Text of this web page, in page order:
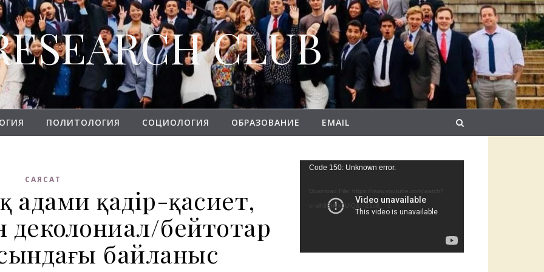
CLUB
ПОЛИТОЛОГИЯ СОЦИОЛОГИЯ ОБРАЗОВАНИЕ EMAIL
САЯСАТ
қадір-қасиет,
деколониал/бейтотар
байланыс
Video
Code 150: Unknown error.
Download File: https://www.youtube.com/watch?
v=oh3BbLk5UIQ&t=21s&_=1